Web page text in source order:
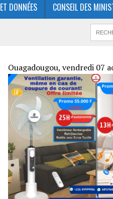
DONNÉES CONSEIL DES
Ouagadougou, vendredi 07